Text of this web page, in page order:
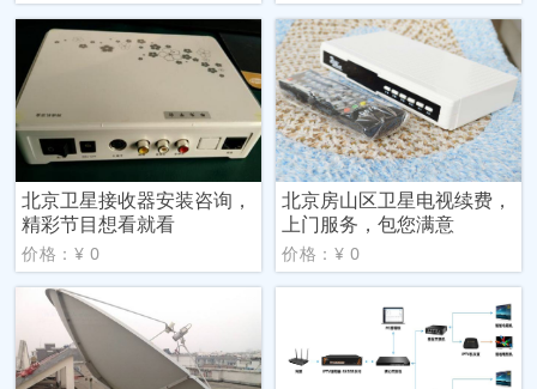
北京卫星接收器安装咨询，
精彩节目想看就看
价格：¥ 0
北京房山区卫星电视续费，
上门服务，包您满意
价格：¥ 0